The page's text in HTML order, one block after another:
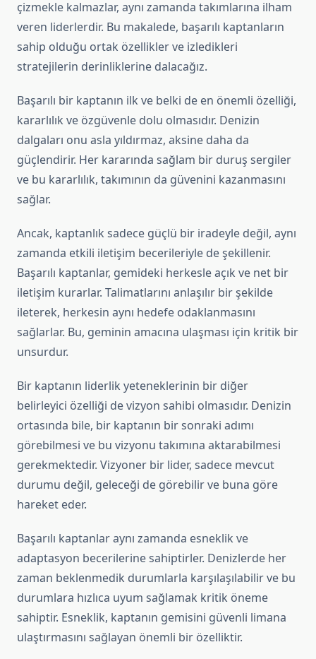
çizmekle kalmazlar, aynı zamanda takımlarına ilham
veren liderlerdir. Bu makalede, başarılı kaptanların
sahip olduğu ortak özellikler ve izledikleri
stratejilerin derinliklerine dalacağız.
Başarılı bir kaptanın ilk ve belki de en önemli özelliği,
kararlılık ve özgüvenle dolu olmasıdır. Denizin
dalgaları onu asla yıldırmaz, aksine daha da
güçlendirir. Her kararında sağlam bir duruş sergiler
ve bu kararlılık, takımının da güvenini kazanmasını
sağlar.
Ancak, kaptanlık sadece güçlü bir iradeyle değil, aynı
zamanda etkili iletişim becerileriyle de şekillenir.
Başarılı kaptanlar, gemideki herkesle açık ve net bir
iletişim kurarlar. Talimatlarını anlaşılır bir şekilde
ileterek, herkesin aynı hedefe odaklanmasını
sağlarlar. Bu, geminin amacına ulaşması için kritik bir
unsurdur.
Bir kaptanın liderlik yeteneklerinin bir diğer
belirleyici özelliği de vizyon sahibi olmasıdır. Denizin
ortasında bile, bir kaptanın bir sonraki adımı
görebilmesi ve bu vizyonu takımına aktarabilmesi
gerekmektedir. Vizyoner bir lider, sadece mevcut
durumu değil, geleceği de görebilir ve buna göre
hareket eder.
Başarılı kaptanlar aynı zamanda esneklik ve
adaptasyon becerilerine sahiptirler. Denizlerde her
zaman beklenmedik durumlarla karşılaşılabilir ve bu
durumlara hızlıca uyum sağlamak kritik öneme
sahiptir. Esneklik, kaptanın gemisini güvenli limana
ulaştırmasını sağlayan önemli bir özelliktir.